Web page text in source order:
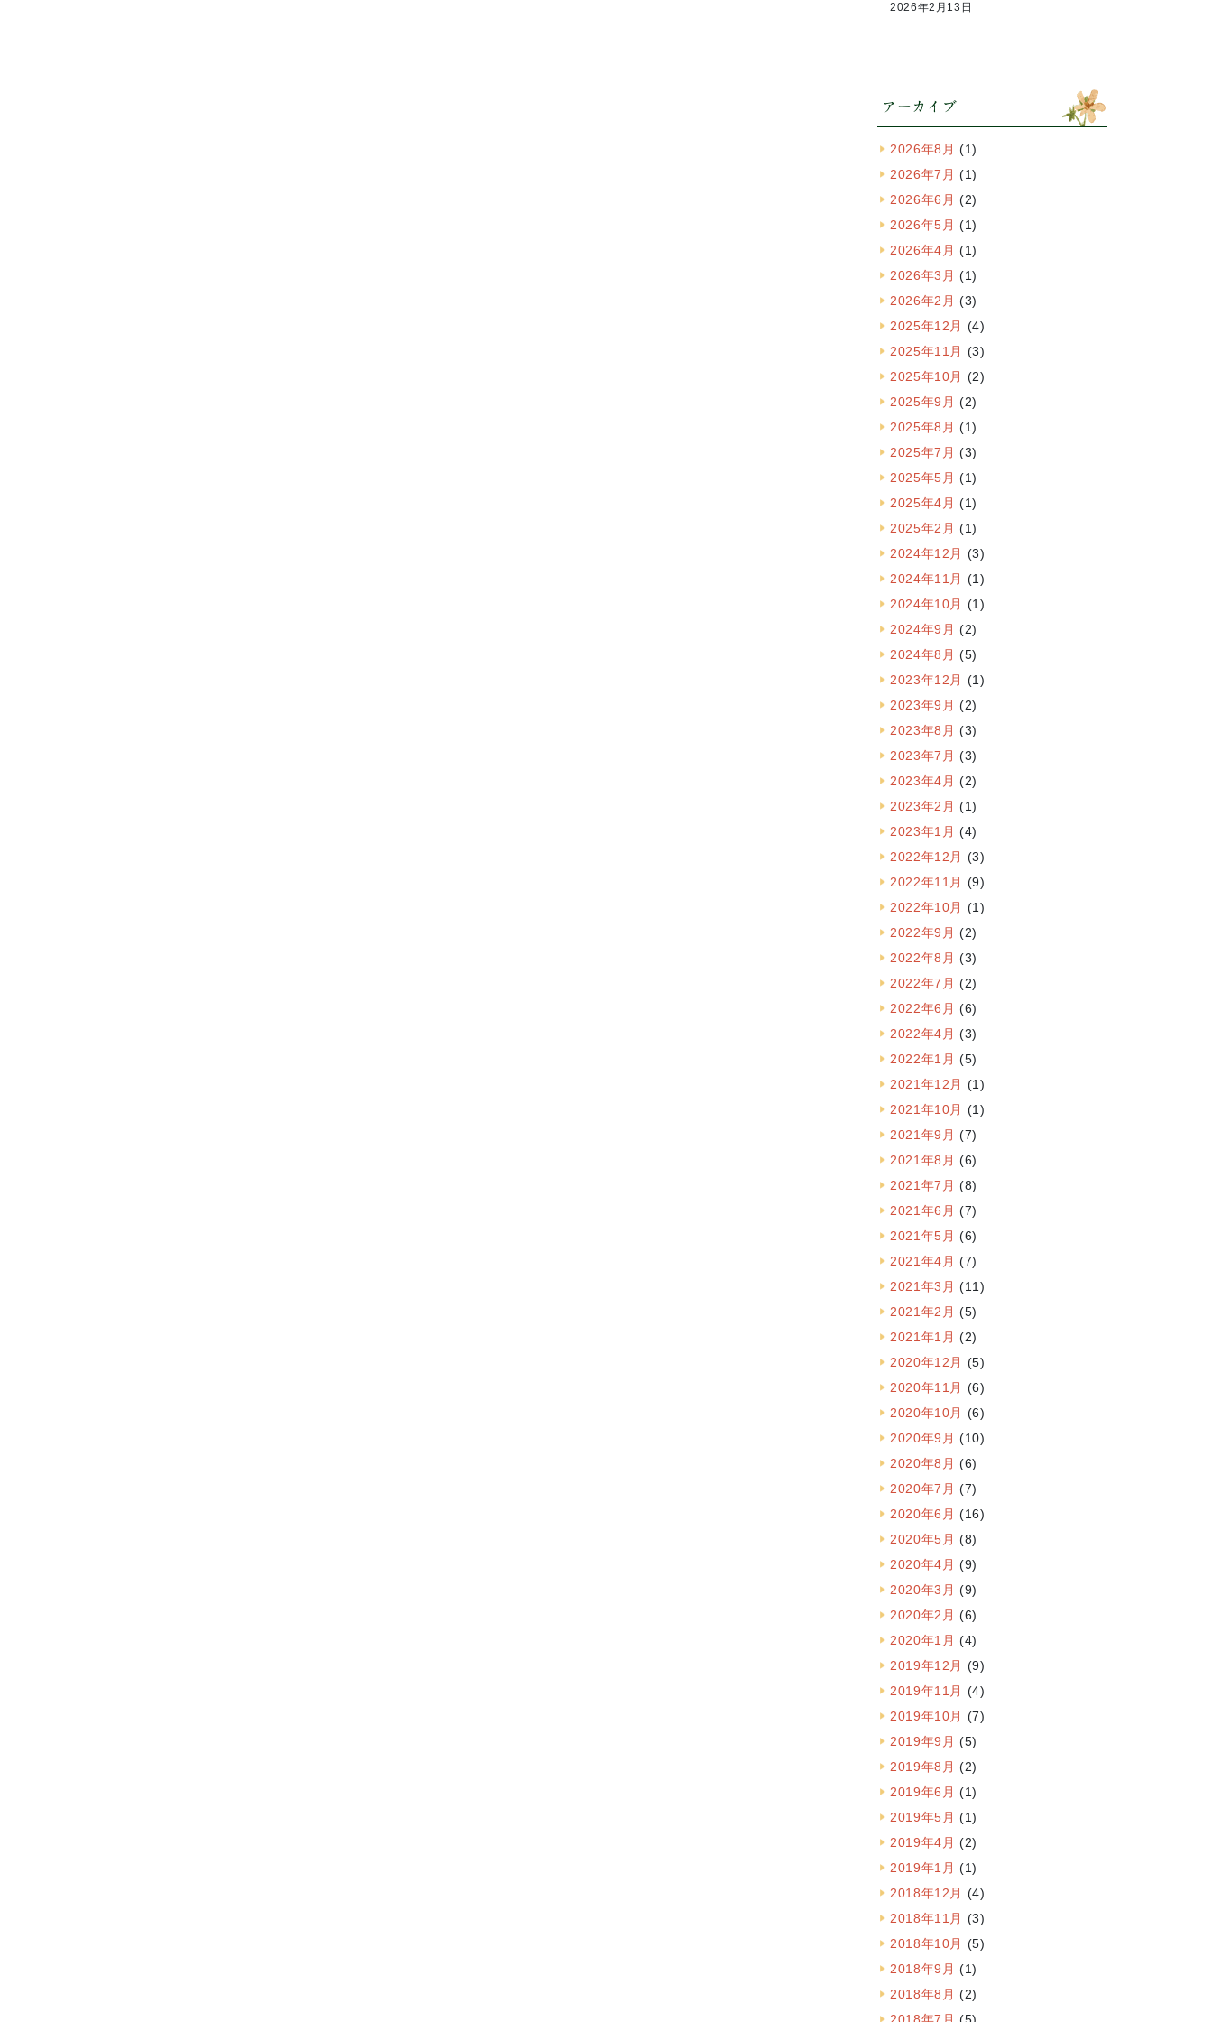
2026年2月13日
アーカイブ
2026年8月 (1)
2026年7月 (1)
2026年6月 (2)
2026年5月 (1)
2026年4月 (1)
2026年3月 (1)
2026年2月 (3)
2025年12月 (4)
2025年11月 (3)
2025年10月 (2)
2025年9月 (2)
2025年8月 (1)
2025年7月 (3)
2025年5月 (1)
2025年4月 (1)
2025年2月 (1)
2024年12月 (3)
2024年11月 (1)
2024年10月 (1)
2024年9月 (2)
2024年8月 (5)
2023年12月 (1)
2023年9月 (2)
2023年8月 (3)
2023年7月 (3)
2023年4月 (2)
2023年2月 (1)
2023年1月 (4)
2022年12月 (3)
2022年11月 (9)
2022年10月 (1)
2022年9月 (2)
2022年8月 (3)
2022年7月 (2)
2022年6月 (6)
2022年4月 (3)
2022年1月 (5)
2021年12月 (1)
2021年10月 (1)
2021年9月 (7)
2021年8月 (6)
2021年7月 (8)
2021年6月 (7)
2021年5月 (6)
2021年4月 (7)
2021年3月 (11)
2021年2月 (5)
2021年1月 (2)
2020年12月 (5)
2020年11月 (6)
2020年10月 (6)
2020年9月 (10)
2020年8月 (6)
2020年7月 (7)
2020年6月 (16)
2020年5月 (8)
2020年4月 (9)
2020年3月 (9)
2020年2月 (6)
2020年1月 (4)
2019年12月 (9)
2019年11月 (4)
2019年10月 (7)
2019年9月 (5)
2019年8月 (2)
2019年6月 (1)
2019年5月 (1)
2019年4月 (2)
2019年1月 (1)
2018年12月 (4)
2018年11月 (3)
2018年10月 (5)
2018年9月 (1)
2018年8月 (2)